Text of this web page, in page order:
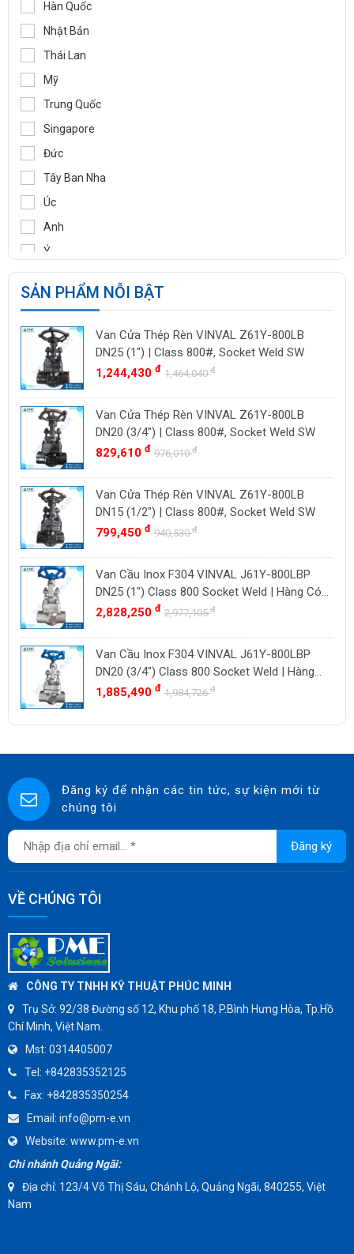
DIDTEK
RITAG
GASSO
SAMYANG
TOZEN
PEKOS
VINVAL
AZBIL
BROADY
OCV
SIRCA
BESA
BAODI
TLV
ZENNER
DOUGLAS
LESER
VENN
YOSHITAKE
KITZ
DK VALVE
TIGER
HD FIRE
ETM
TAMAKI
ASAHI
SWISSFLUID
KUNKLE
SINGAFLEX
DKM
JOKWANG
HAWKS
ZETKAMA
BZE
DYNO
WEFLO
SENSUS
TOMOE
SUNPASS
AMMETE
Hàn Quốc
Nhật Bản
Thái Lan
Mỹ
Trung Quốc
Singapore
Đức
Tây Ban Nha
Úc
Anh
Ý
Pháp
Ấn Độ
Indonesia
Malaysia
Đài Loan
Việt Nam
Thụy Sĩ
Ba Lan
SẢN PHẨM NỖI BẬT
Van Cửa Thép Rèn VINVAL Z61Y-800LB
DN25 (1") | Class 800#, Socket Weld SW
1,244,430 đ 1,464,040đ
Van Cửa Thép Rèn VINVAL Z61Y-800LB
DN20 (3/4") | Class 800#, Socket Weld SW
829,610 đ 976,010đ
Van Cửa Thép Rèn VINVAL Z61Y-800LB
DN15 (1/2") | Class 800#, Socket Weld SW
799,450 đ 940,530đ
Van Cầu Inox F304 VINVAL J61Y-800LBP
DN25 (1") Class 800 Socket Weld | Hàng Có
Sẵn
2,828,250 đ 2,977,105đ
Van Cầu Inox F304 VINVAL J61Y-800LBP
DN20 (3/4") Class 800 Socket Weld | Hàng
Có Sẵn
1,885,490 đ 1,984,726đ
Đăng ký để nhận các tin tức, sự kiện mới từ
chúng tôi
Đăng ký
VỀ CHÚNG TÔI
CÔNG TY TNHH KỸ THUẬT PHÚC MINH
Trụ Sở: 92/38 Đường số 12, Khu phố 18, P.Bình Hưng Hòa, Tp.Hồ
Chí Minh, Việt Nam.
Mst: 0314405007
Tel: +842835352125
Fax: +842835350254
Email: info@pm-e.vn
Website: www.pm-e.vn
Chi nhánh Quảng Ngãi:
Địa chỉ: 123/4 Võ Thị Sáu, Chánh Lộ, Quảng Ngãi, 840255, Việt
Nam